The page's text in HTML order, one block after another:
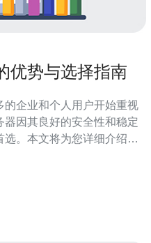
优势与选择指南
的企业和个人用户开始重视
器因其良好的安全性和稳定
。本文将为您详细介绍东